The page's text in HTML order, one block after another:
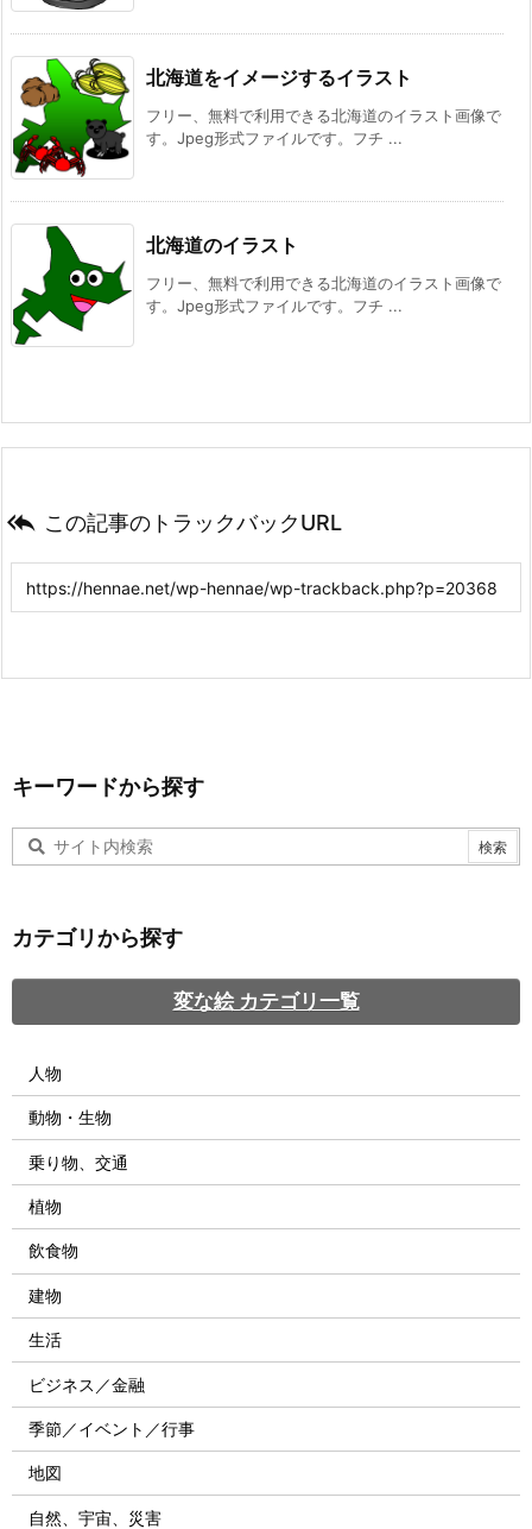
北海道をイメージするイラスト
フリー、無料で利用できる北海道のイラスト画像で
す。Jpeg形式ファイルです。フチ ...
北海道のイラスト
フリー、無料で利用できる北海道のイラスト画像で
す。Jpeg形式ファイルです。フチ ...
 この記事のトラックバックURL
キーワードから探す
カテゴリから探す
変な絵 カテゴリ一覧
人物
動物・生物
乗り物、交通
植物
飲食物
建物
生活
ビジネス／金融
季節／イベント／行事
地図
自然、宇宙、災害